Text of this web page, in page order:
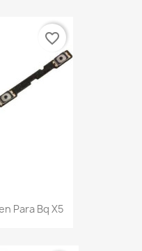
Para Bq X5
favorite_border